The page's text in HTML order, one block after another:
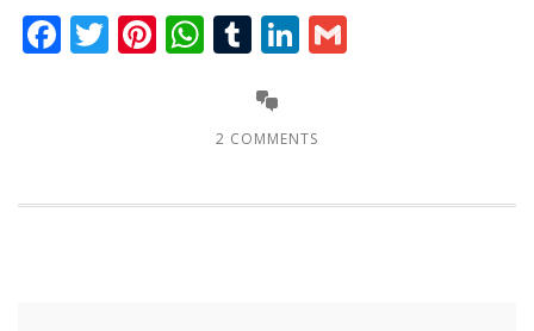
Facebook
Twitter
Pinterest
WhatsApp
TumblrLinkedIn
2 COMMENTS